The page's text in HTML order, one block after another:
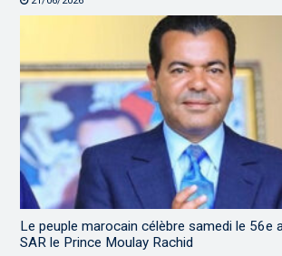
Le peuple marocain célèbre samedi le 56e
SAR le Prince Moulay Rachid